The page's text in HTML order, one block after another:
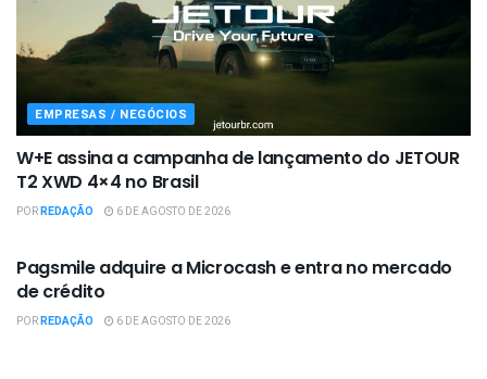
EMPRESAS / NEGÓCIOS
W+E assina a campanha de lançamento do JETOUR
T2 XWD 4×4 no Brasil
PORREDAÇÃO 6 DE AGOSTO DE 2026
Pagsmile adquire a Microcash e entra no mercado
de crédito
PORREDAÇÃO 6 DE AGOSTO DE 2026